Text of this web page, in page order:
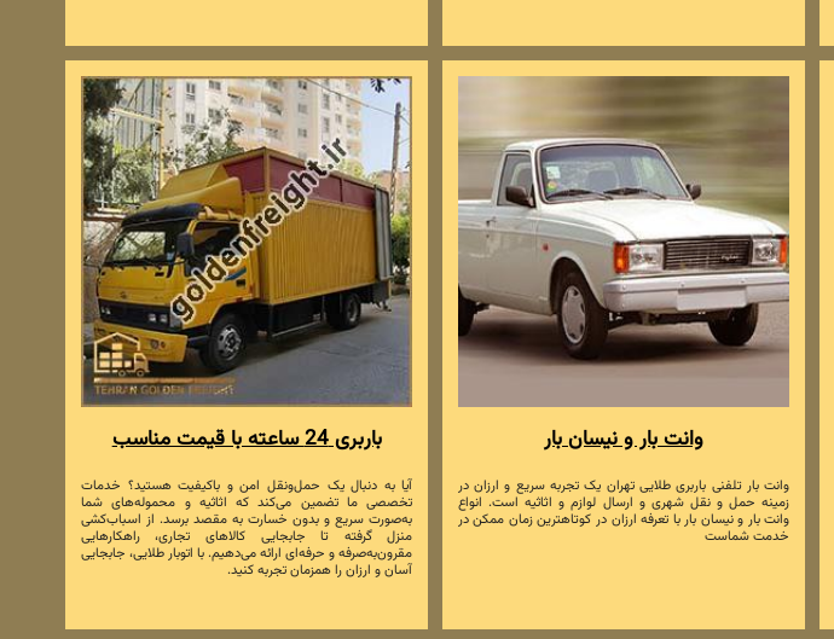
وانت بار و نیسان بار
وانت بار تلفنی باربری طلایی تهران یک تجربه سریع و ارزان در
زمینه حمل و نقل شهری و ارسال لوازم و اثاثیه است. انواع
وانت بار و نیسان بار با تعرفه ارزان در کوتاهترین زمان ممکن در
خدمت شماست
باربری 24 ساعته با قیمت مناسب
آیا به دنبال یک حمل‌ونقل امن و باکیفیت هستید؟ خدمات
تخصصی ما تضمین می‌کند که اثاثیه و محموله‌های شما
به‌صورت سریع و بدون خسارت به مقصد برسد. از اسباب‌کشی
منزل گرفته تا جابجایی کالاهای تجاری، راهکارهایی
مقرون‌به‌صرفه و حرفه‌ای ارائه می‌دهیم. با اتوبار طلایی، جابجایی
آسان و ارزان را همزمان تجربه کنید.